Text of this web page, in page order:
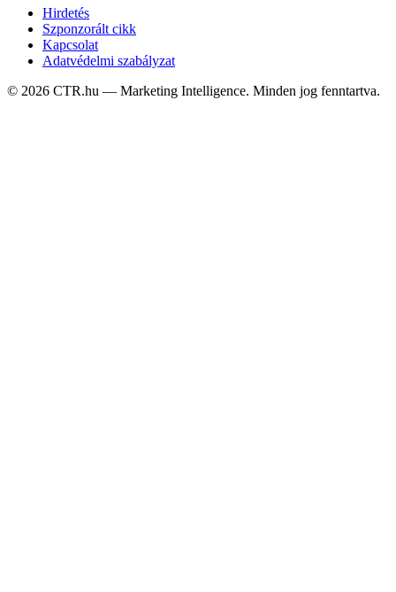
Hirdetés
Szponzorált cikk
Kapcsolat
Adatvédelmi szabályzat
© 2026 CTR.hu — Marketing Intelligence. Minden jog fenntartva.